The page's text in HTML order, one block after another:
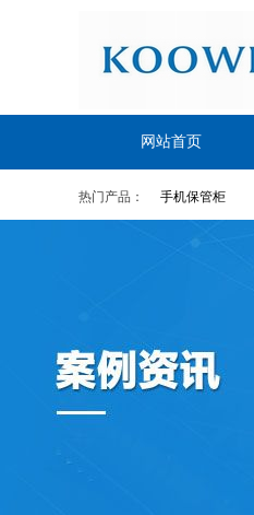
网站首页
热门产品： 手机保管柜